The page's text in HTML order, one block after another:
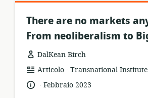
There are no markets
From neoliberalism to
DalKean Birch
formato
della
risorsa:
Articolo .
publisher:
Transnational Institute
lingua:
.
dataFebbraio 2023